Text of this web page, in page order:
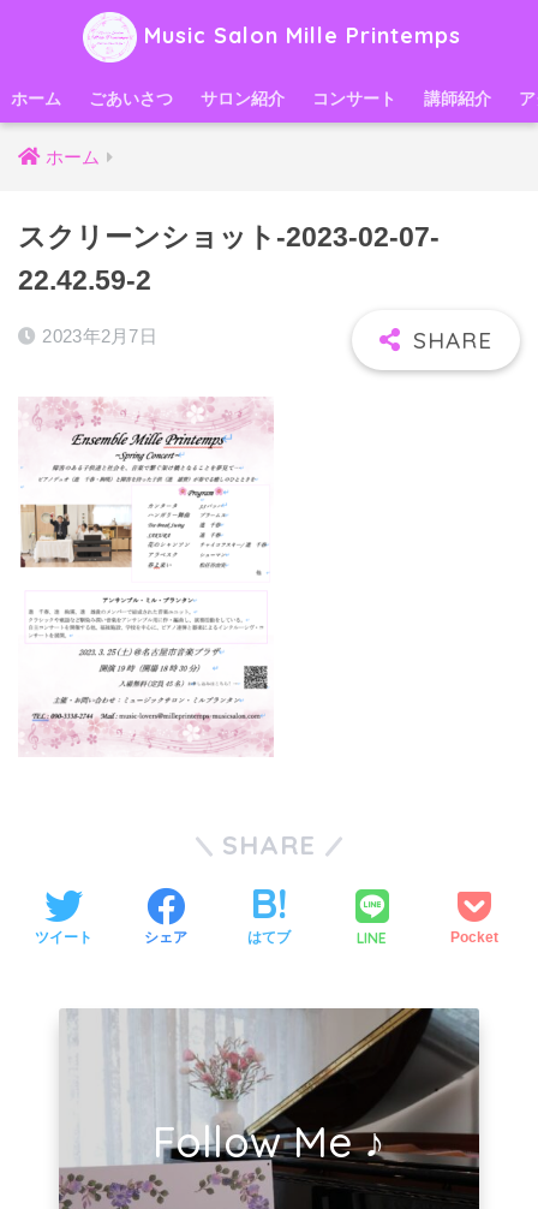
Music Salon Mille Printemps
ホーム ごあいさつ サロン紹介 コンサート 講師紹介
ホーム
スクリーンショット-2023-02-07-
22.42.59-2
2023年2月7日
SHARE
ツイート シェア はてブ LINE Pocket
Follow Me ♪